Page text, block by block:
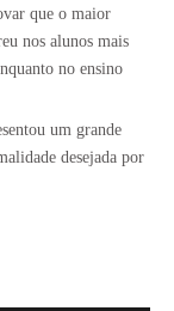
que o maior
nos alunos mais
no ensino
um grande
desejada por